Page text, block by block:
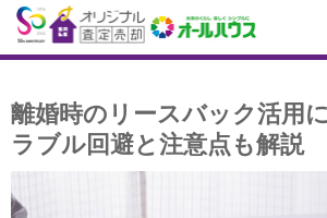
離婚時のリースバック活用
ラブル回避と注意点も解説